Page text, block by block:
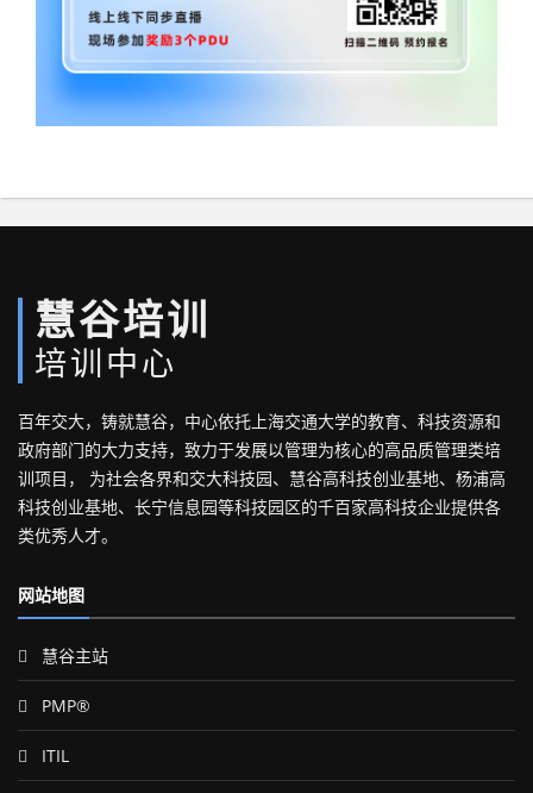
慧谷培训
培训中心
百年交大，铸就慧谷，中心依托上海交通大学的教育、科技资源和
政府部门的大力支持，致力于发展以管理为核心的高品质管理类培
训项目， 为社会各界和交大科技园、慧谷高科技创业基地、杨浦高
科技创业基地、长宁信息园等科技园区的千百家高科技企业提供各
类优秀人才。
网站地图
慧谷主站
PMP®
ITIL